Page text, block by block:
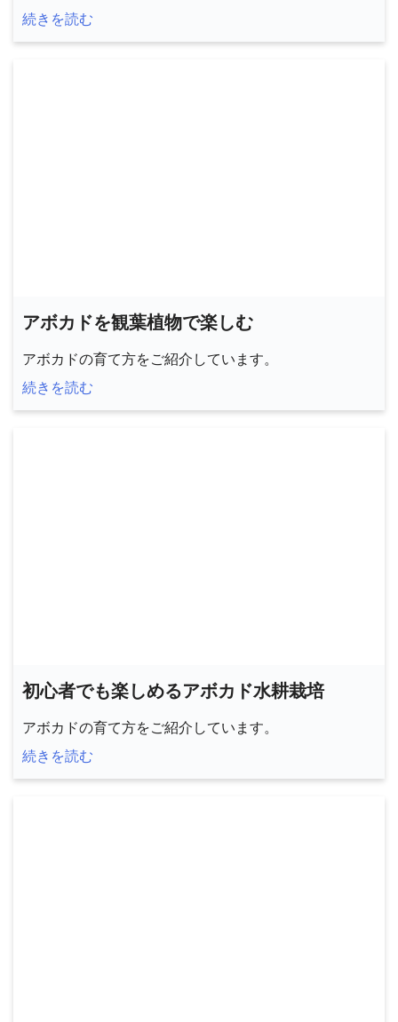
続きを読む
アボカドを観葉植物で楽しむ
アボカドの育て方をご紹介しています。
続きを読む
初心者でも楽しめるアボカド水耕栽培
アボカドの育て方をご紹介しています。
続きを読む